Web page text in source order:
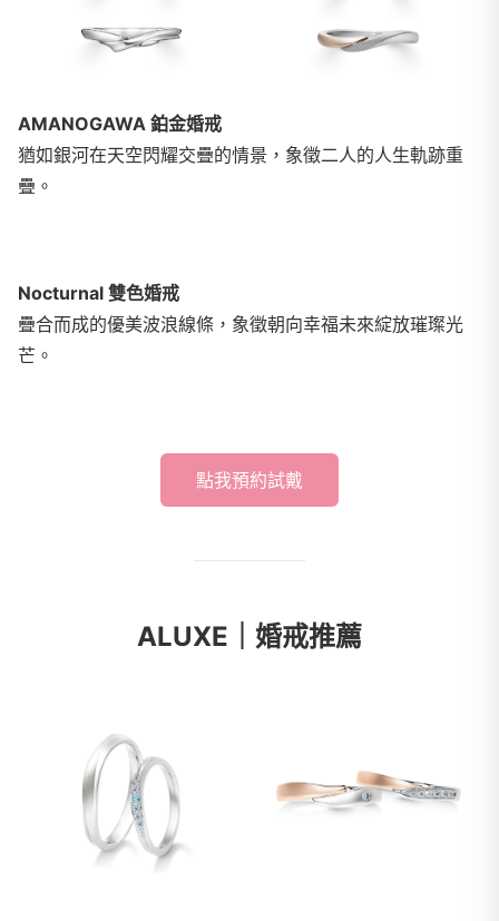
AMANOGAWA 鉑金婚戒
猶如銀河在天空閃耀交疊的情景，象徵二人的人生軌跡重
疊。
Nocturnal 雙色婚戒
疊合而成的優美波浪線條，象徵朝向幸福未來綻放璀璨光
芒。
點我預約試戴
ALUXE｜婚戒推薦